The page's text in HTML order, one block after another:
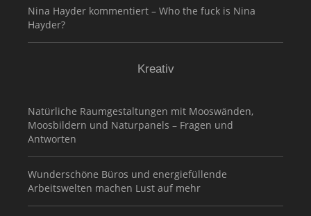
Nina Hayder kommentiert – Who the fuck is Nina
Hayder?
Kreativ
Natürliche Raumgestaltungen mit Mooswänden,
Moosbildern und Naturpanels – Fragen und
Antworten
Wunderschöne Büros und energiefüllende
Arbeitswelten machen Lust auf mehr